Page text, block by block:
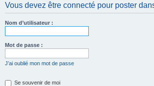
Vous devez être connecté pour poster
Nom d’utilisateur :
Mot de passe :
J’ai oublié mon mot de passe
Se souvenir de moi